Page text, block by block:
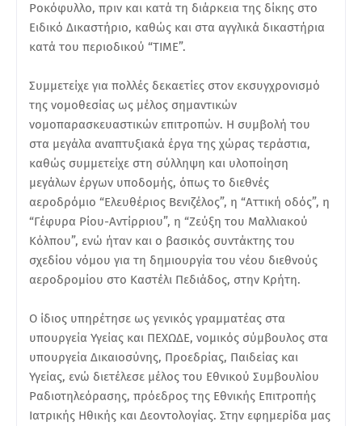
Ροκόφυλλο, πριν και κατά τη διάρκεια της δίκης στο
Ειδικό Δικαστήριο, καθώς και στα αγγλικά δικαστήρια
κατά του περιοδικού “TIME”.
Συμμετείχε για πολλές δεκαετίες στον εκσυγχρονισμό
της νομοθεσίας ως μέλος σημαντικών
νομοπαρασκευαστικών επιτροπών. Η συμβολή του
στα μεγάλα αναπτυξιακά έργα της χώρας τεράστια,
καθώς συμμετείχε στη σύλληψη και υλοποίηση
μεγάλων έργων υποδομής, όπως το διεθνές
αεροδρόμιο “Ελευθέριος Βενιζέλος”, η “Αττική οδός”, η
“Γέφυρα Ρίου-Αντίρριου”, η “Ζεύξη του Μαλλιακού
Κόλπου”, ενώ ήταν και ο βασικός συντάκτης του
σχεδίου νόμου για τη δημιουργία του νέου διεθνούς
αεροδρομίου στο Καστέλι Πεδιάδος, στην Κρήτη.
Ο ίδιος υπηρέτησε ως γενικός γραμματέας στα
υπουργεία Υγείας και ΠΕΧΩΔΕ, νομικός σύμβουλος στα
υπουργεία Δικαιοσύνης, Προεδρίας, Παιδείας και
Υγείας, ενώ διετέλεσε μέλος του Εθνικού Συμβουλίου
Ραδιοτηλεόρασης, πρόεδρος της Εθνικής Επιτροπής
Ιατρικής Ηθικής και Δεοντολογίας. Στην εφημερίδα μας